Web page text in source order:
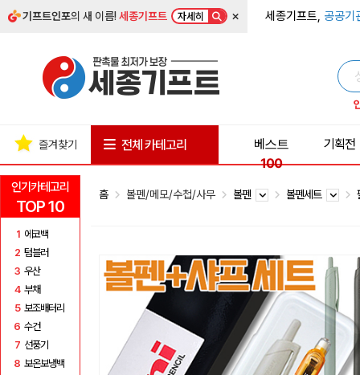
기프트인포의 새 이름!세종기프트 자세히 × 세종기프트, 공공기
인기카테고리
TOP 10
1 에코백
2 텀블러
3 우산
4 부채
5 보조배터리
6 수건
7 선풍기
8 보온보냉백
즐겨찾기 전체 카테고리
베스트
100
기획전
홈 볼펜/메모/수첩/사무 볼펜 볼펜세트